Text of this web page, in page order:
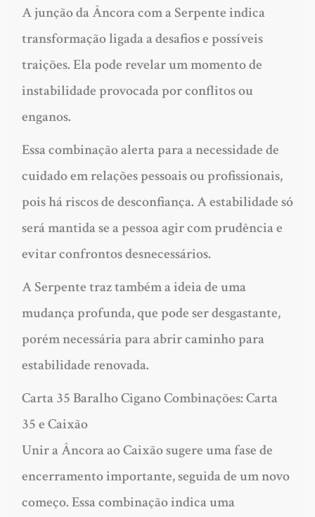
A junção da Âncora com a Serpente indica
transformação ligada a desafios e possíveis
traições. Ela pode revelar um momento de
instabilidade provocada por conflitos ou
enganos.
Essa combinação alerta para a necessidade de
cuidado em relações pessoais ou profissionais,
pois há riscos de desconfiança. A estabilidade só
será mantida se a pessoa agir com prudência e
evitar confrontos desnecessários.
A Serpente traz também a ideia de uma
mudança profunda, que pode ser desgastante,
porém necessária para abrir caminho para
estabilidade renovada.
Carta 35 Baralho Cigano Combinações: Carta
35 e Caixão
Unir a Âncora ao Caixão sugere uma fase de
encerramento importante, seguida de um novo
começo. Essa combinação indica uma